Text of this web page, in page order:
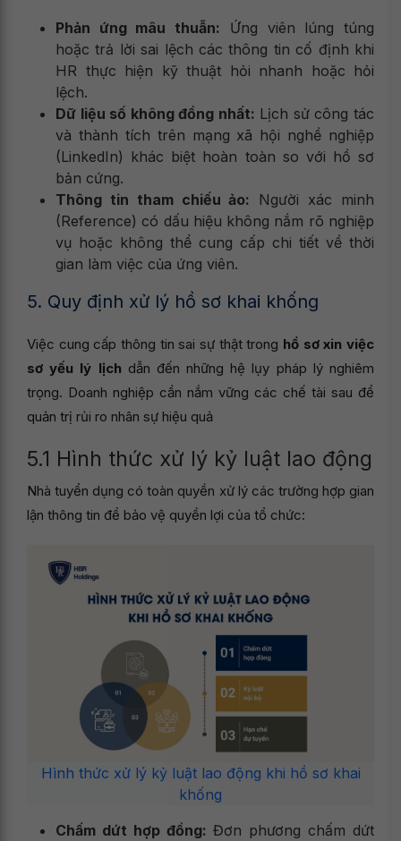
Phản ứng mâu thuẫn: Ứng viên lúng túng
hoặc trả lời sai lệch các thông tin cố định khi
HR thực hiện kỹ thuật hỏi nhanh hoặc hỏi
lệch.
Dữ liệu số không đồng nhất: Lịch sử công tác
và thành tích trên mạng xã hội nghề nghiệp
(LinkedIn) khác biệt hoàn toàn so với hồ sơ
bản cứng.
Thông tin tham chiếu ảo: Người xác minh
(Reference) có dấu hiệu không nắm rõ nghiệp
vụ hoặc không thể cung cấp chi tiết về thời
gian làm việc của ứng viên.
5. Quy định xử lý hồ sơ khai khống
Việc cung cấp thông tin sai sự thật trong hồ sơ xin việc
sơ yếu lý lịch dẫn đến những hệ lụy pháp lý nghiêm
trọng. Doanh nghiệp cần nắm vững các chế tài sau để
quản trị rủi ro nhân sự hiệu quả
5.1 Hình thức xử lý kỷ luật lao động
Nhà tuyển dụng có toàn quyền xử lý các trường hợp gian
lận thông tin để bảo vệ quyền lợi của tổ chức:
Hình thức xử lý kỷ luật lao động khi hồ sơ khai
khống
Chấm dứt hợp đồng: Đơn phương chấm dứt